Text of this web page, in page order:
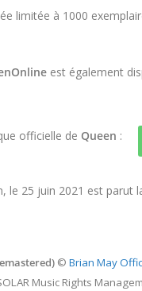
limitée à 1000
est également
officielle de Queen :
le 25 juin 2021 est parut
© Brian May
SOLAR Music Rights